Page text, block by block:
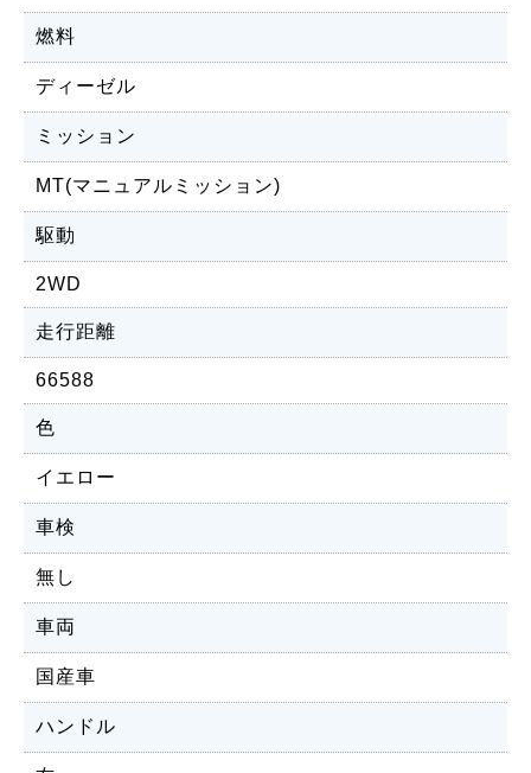
燃料
ディーゼル
ミッション
MT(マニュアルミッション)
駆動
2WD
走行距離
66588
色
イエロー
車検
無し
車両
国産車
ハンドル